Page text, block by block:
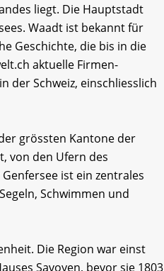
liegt. Die Hauptstadt
Waadt ist bekannt für
Geschichte, die bis in die
aktuelle Firmen-
der Schweiz, einschliesslich
grössten Kantone der
von den Ufern des
ist ein zentrales
Schwimmen und
Die Region war einst
Savoyen, bevor sie 1803